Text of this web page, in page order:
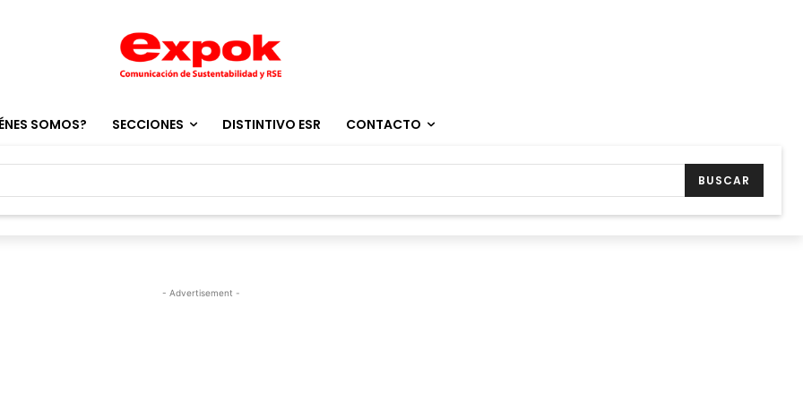
SOMOS? SECCIONES DISTINTIVO ESR CONTACTO
BUSCAR
- Advertisement -